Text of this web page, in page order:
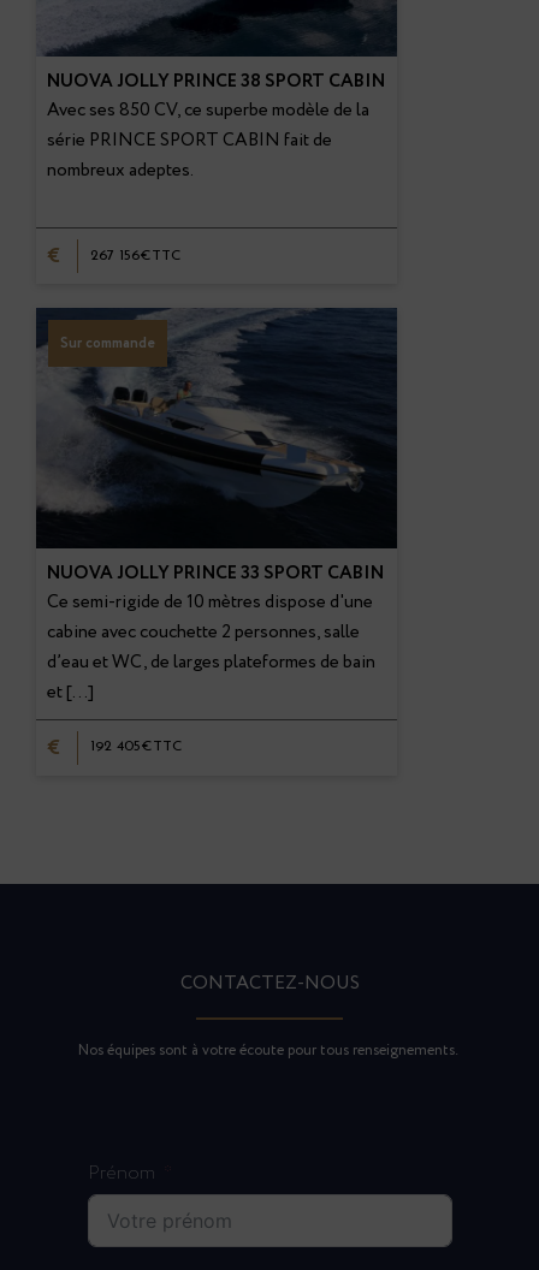
NUOVA JOLLY PRINCE 38 SPORT CABIN
Avec ses 850 CV, ce superbe modèle de la
série PRINCE SPORT CABIN fait de
nombreux adeptes.
€ 267 156€TTC
NUOVA JOLLY PRINCE 33 SPORT CABIN
Ce semi-rigide de 10 mètres dispose d'une
cabine avec couchette 2 personnes, salle
d’eau et WC, de larges plateformes de bain
et […]
Sur commande
€ 192 405€TTC
CONTACTEZ-NOUS
Nos équipes sont à votre écoute pour tous renseignements.
Prénom